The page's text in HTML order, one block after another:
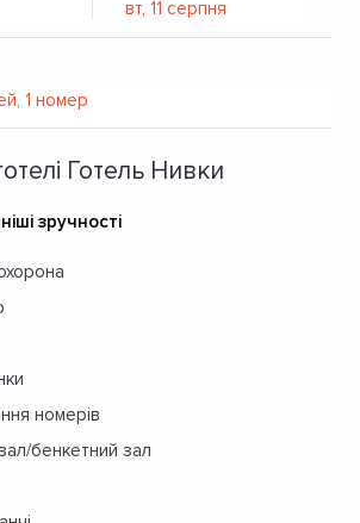
Готель Нивки
зручності
номерів
бенкетний зал